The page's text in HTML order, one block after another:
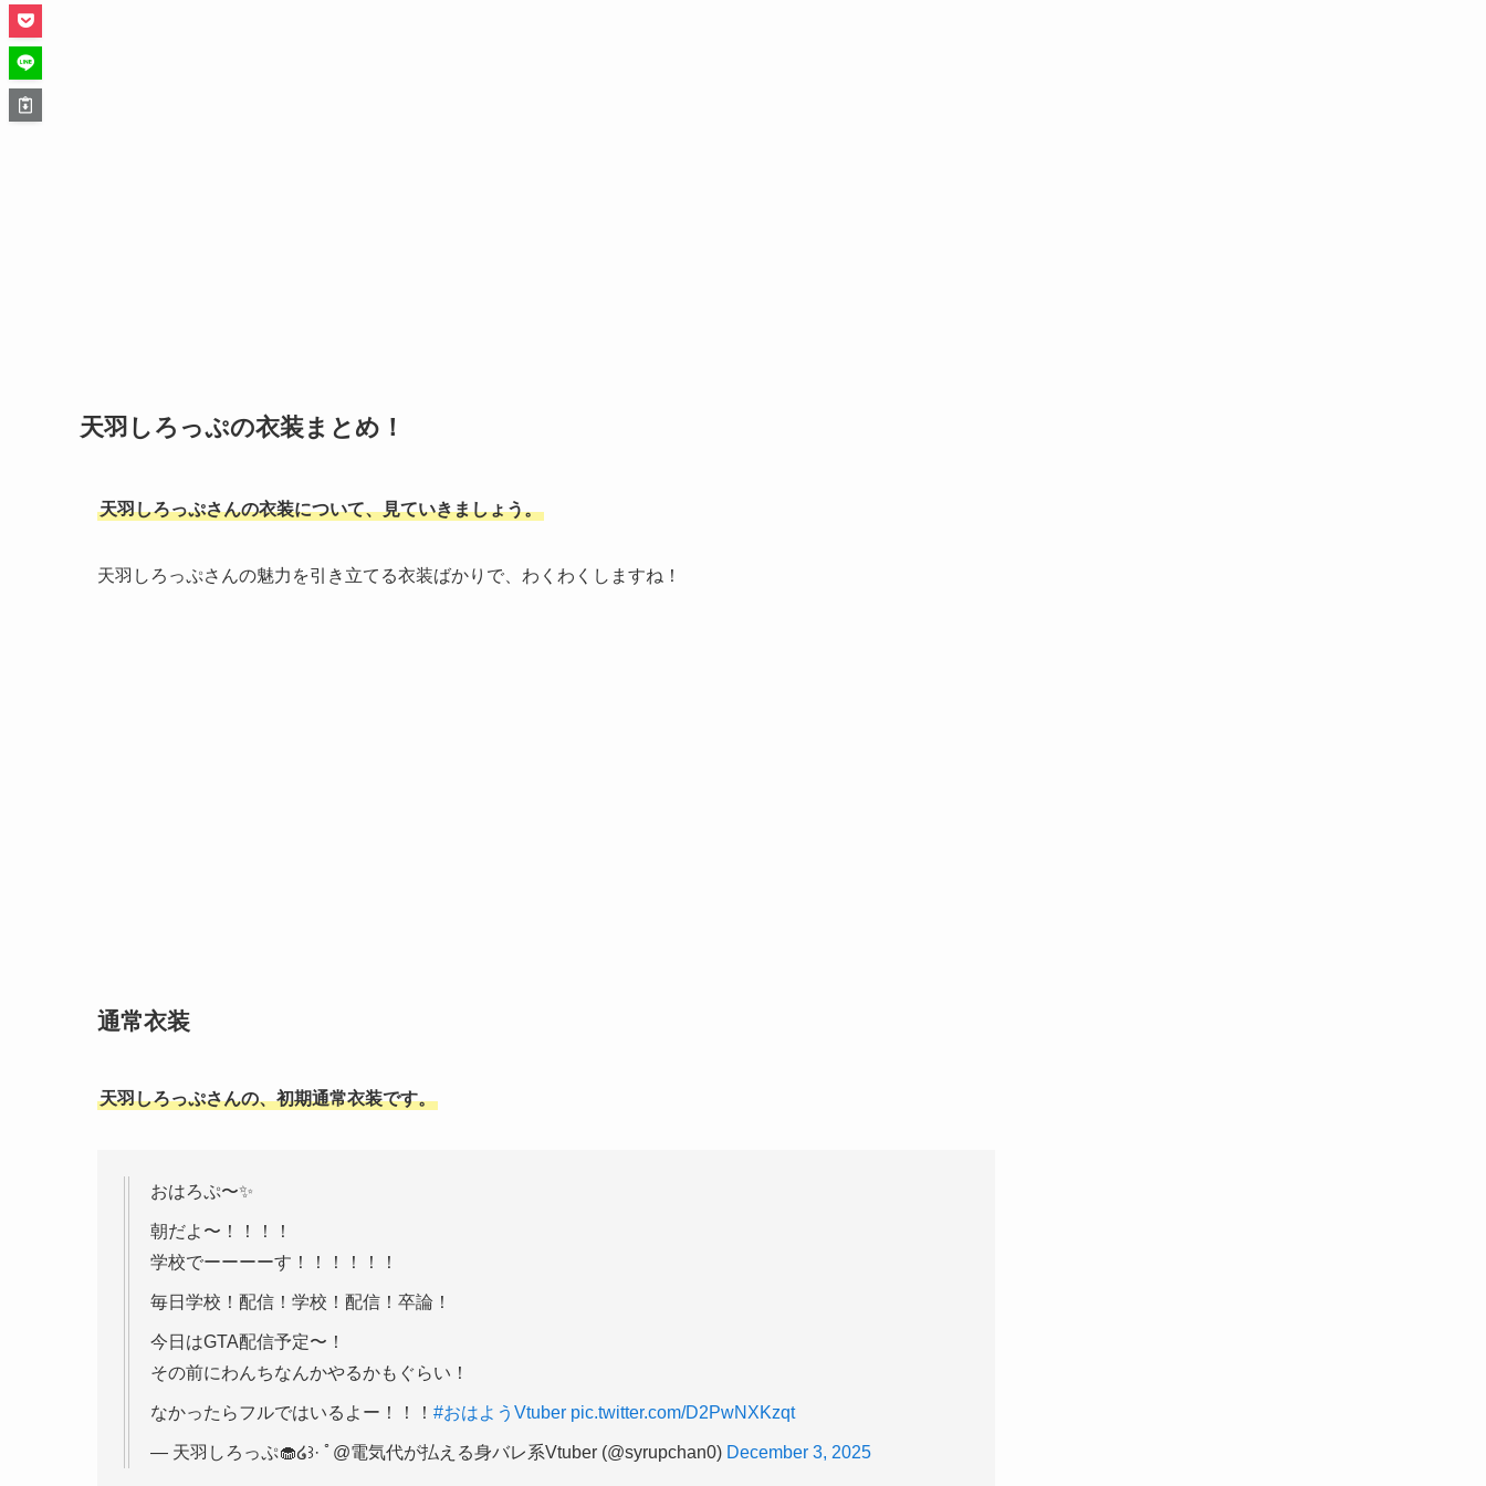
天羽しろっぷの衣装まとめ！
天羽しろっぷさんの衣装について、見ていきましょう。
天羽しろっぷさんの魅力を引き立てる衣装ばかりで、わくわくしますね！
通常衣装
天羽しろっぷさんの、初期通常衣装です。
おはろぷ〜✨️
朝だよ〜！！！！
学校でーーーーす！！！！！！
毎日学校！配信！学校！配信！卒論！
今日はGTA配信予定〜！
その前にわんちなんかやるかもぐらい！
なかったらフルではいるよー！！！ #おはようVtuber pic.twitter.com/D2PwNXKzqt
— 天羽しろっぷ🧁໒꒱· ﾟ@電気代が払える身バレ系Vtuber (@syrupchan0) December 3, 2025